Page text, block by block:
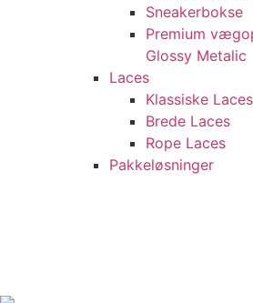
Sneakerbokse
Premium
Glossy Metalic
Laces
Klassiske Laces
Brede Laces
Rope Laces
Pakkeløsninger